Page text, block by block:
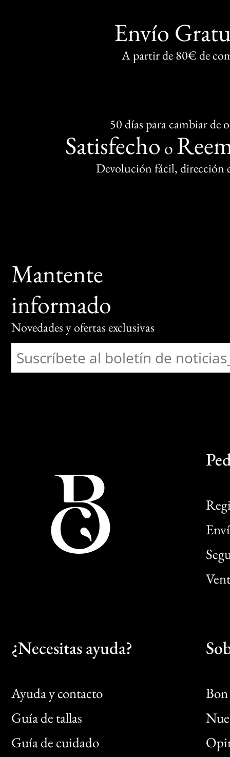
Envío
A partir de 80€ de
50 días para cambiar de
Satisfecho o
Devolución fácil, dirección
Mantente
informado
Novedades y ofertas exclusivas
¿Necesitas ayuda?
Ayuda y contacto
Guía de tallas
Guía de cuidado
Bon